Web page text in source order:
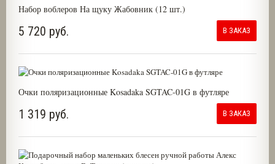
Набор воблеров На щуку Жабовник (12 шт.)
5 720 руб. В ЗАКАЗ
Очки поляризационные Kosadaka SGTAC-01G в футляре
1 319 руб. В ЗАКАЗ